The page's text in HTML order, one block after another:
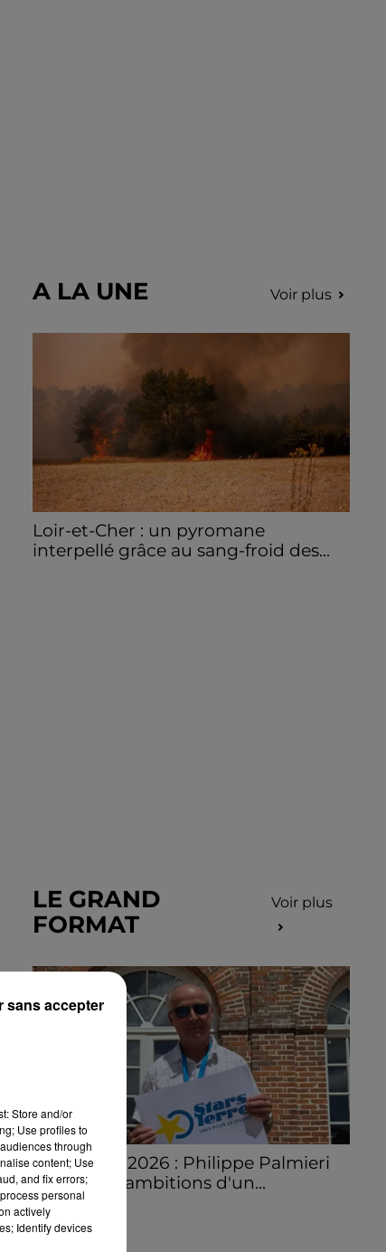
A LA UNE Voir plus
Loir-et-Cher : un pyromane
interpellé grâce au sang-froid des...
LE GRAND
FORMAT
Voir plus
Stars'Terre 2026 : Philippe Palmieri
dévoile les ambitions d'un...
À quelques semaines de la première
édition de Stars'Terre, organisée du 18 au 20
Store and/or
Use profiles to
through
content; Use
and fix errors;
personal
actively
Identify devices
sans accepter